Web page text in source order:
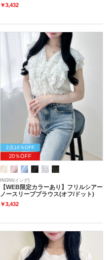
￥3,432
2点10％OFF
20％OFF
INGNI(イング)
【WEB限定カラーあり】フリルシアー
ノースリーブブラウス(オフ/ドット)
￥3,432